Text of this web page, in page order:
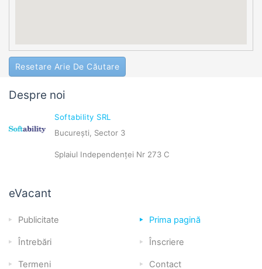
Resetare Arie De Căutare
Despre noi
Softability SRL
București, Sector 3
Splaiul Independenței Nr 273 C
eVacant
Publicitate Prima pagină
Întrebări Înscriere
Termeni Contact